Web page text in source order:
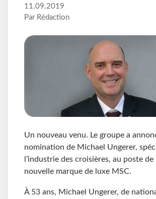
11.09.2019
Par Rédaction
Un nouveau venu. Le groupe a
nomination de Michael Ungerer,
l’industrie des croisières, au poste de
nouvelle marque de luxe MSC.
À 53 ans, Michael Ungerer, de